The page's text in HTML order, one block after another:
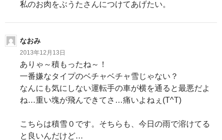
私のお肉をぶうたさんにつけてあげたい。
なおみ
2013年12月13日
ありゃ～積もったね～！
一番嫌なタイプのベチャベチャ雪じゃない？
なんにも気にしない運転手の車が横を通ると最悪だよ
ね…重い塊が飛んできてさ…痛いよねぇ(T^T)
こちらは積雪０です。そちらも、今日の雨で溶けてる
と良いんだけど…